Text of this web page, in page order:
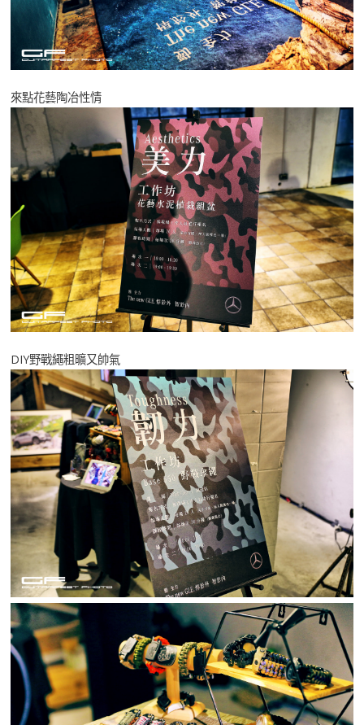
來點花藝陶冶性情
DIY野戰繩粗曠又帥氣